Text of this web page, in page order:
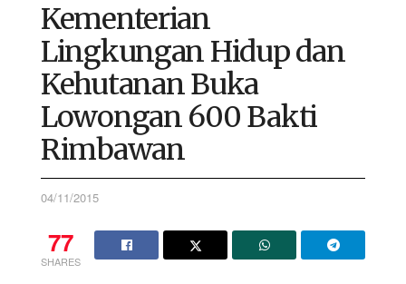
Kementerian
Lingkungan Hidup dan
Kehutanan Buka
Lowongan 600 Bakti
Rimbawan
04/11/2015
77
SHARES